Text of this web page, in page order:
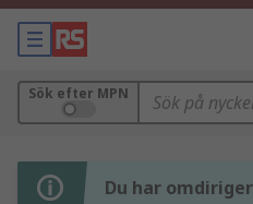
Sök efter MPN
Du har